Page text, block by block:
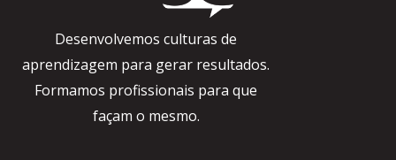
Desenvolvemos culturas de
aprendizagem para gerar resultados.
Formamos profissionais para que
façam o mesmo.